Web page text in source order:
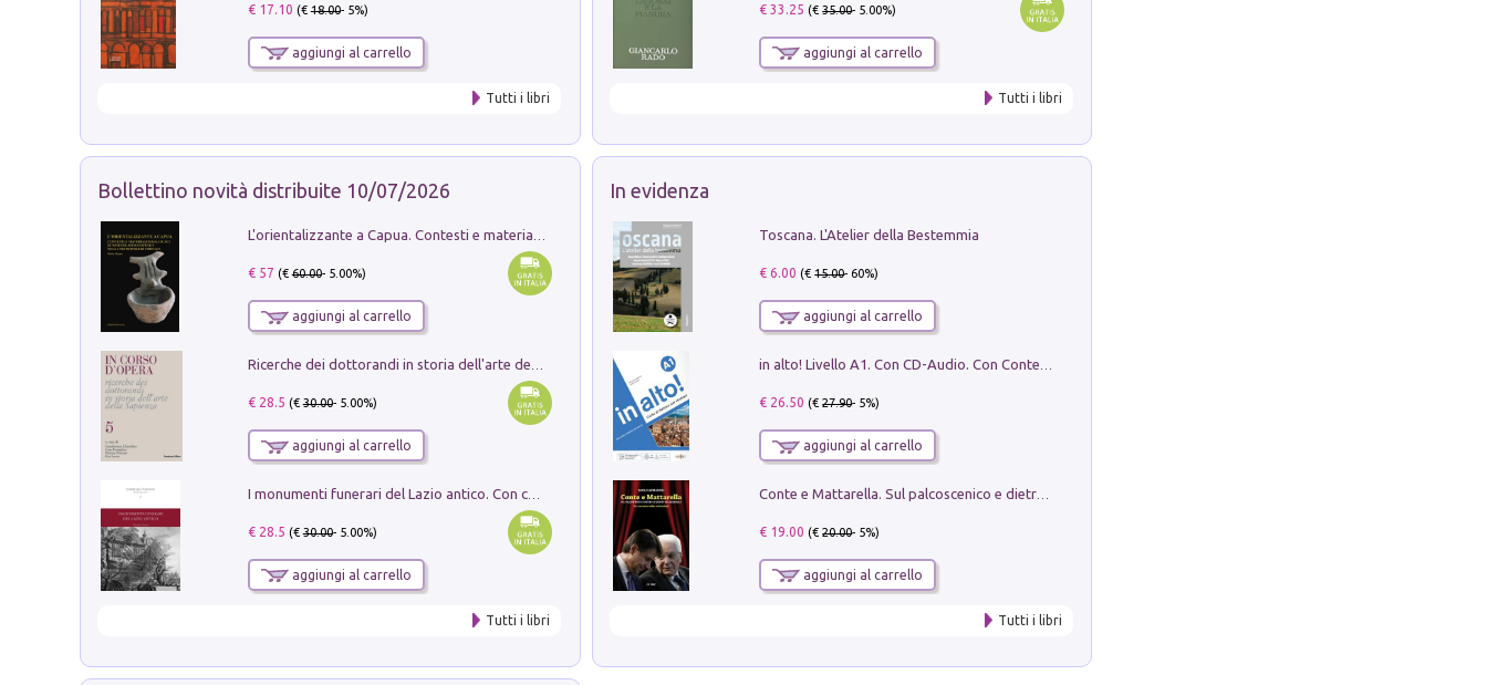
€ 17.10 (€18.00- 5%)
aggiungi al carrello
Tutti i libri
€ 33.25 (€35.00- 5.00%)
aggiungi al carrello
Tutti i libri
Bollettino novità distribuite 10/07/2026
€ 57 (€60.00- 5.00%)
aggiungi al carrello
€ 28.5 (€30.00- 5.00%)
aggiungi al carrello
I monumenti funerari del Lazio antico. Con cartella con tavole
€ 28.5 (€30.00- 5.00%)
aggiungi al carrello
Tutti i libri
In evidenza
Toscana. L'Atelier della Bestemmia
€ 6.00 (€15.00- 60%)
aggiungi al carrello
€ 26.50 (€27.90- 5%)
aggiungi al carrello
€ 19.00 (€20.00- 5%)
aggiungi al carrello
Tutti i libri